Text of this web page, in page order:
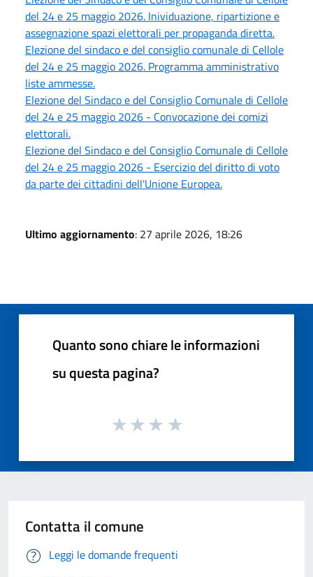
del 24 e 25 maggio 2026. Inividuazione, ripartizione e
assegnazione spazi elettorali per propaganda diretta.
Elezione del sindaco e del consiglio comunale di Cellole
del 24 e 25 maggio 2026. Programma amministrativo
liste ammesse.
Elezione del Sindaco e del Consiglio Comunale di Cellole
del 24 e 25 maggio 2026 - Convocazione dei comizi
elettorali.
Elezione del Sindaco e del Consiglio Comunale di Cellole
del 24 e 25 maggio 2026 - Esercizio del diritto di voto
da parte dei cittadini dell'Unione Europea.
Ultimo aggiornamento: 27 aprile 2026, 18:26
Quanto sono chiare le informazioni
su questa pagina?
Contatta il comune
Leggi le domande frequenti